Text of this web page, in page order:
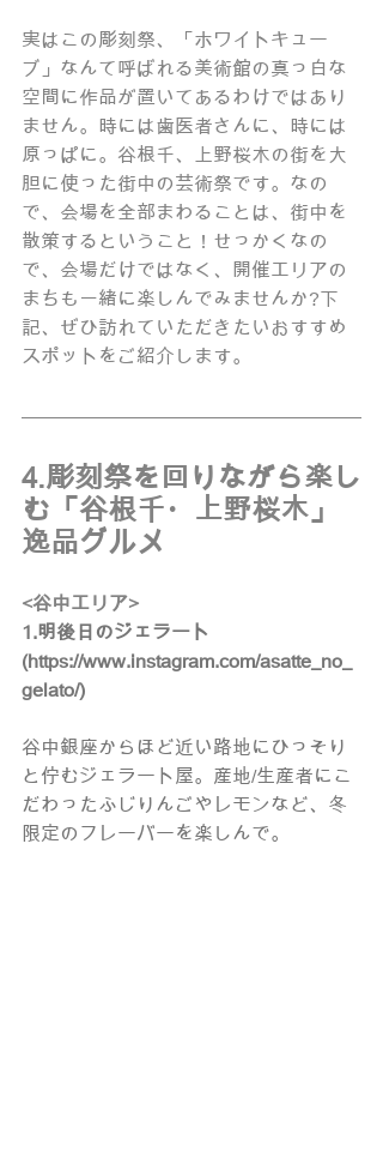
実はこの彫刻祭、「ホワイトキュー
ブ」なんて呼ばれる美術館の真っ白な
空間に作品が置いてあるわけではあり
ません。時には歯医者さんに、時には
原っぱに。谷根千、上野桜木の街を大
胆に使った街中の芸術祭です。なの
で、会場を全部まわることは、街中を
散策するということ！せっかくなの
で、会場だけではなく、開催エリアの
まちも一緒に楽しんでみませんか?下
記、ぜひ訪れていただきたいおすすめ
スポットをご紹介します。
4.彫刻祭を回りながら楽し
む「谷根千・上野桜木」
逸品グルメ
<谷中エリア>
1.明後日のジェラート
(https://www.instagram.com/asatte_no_
gelato/)
谷中銀座からほど近い路地にひっそり
と佇むジェラート屋。産地/生産者にこ
だわったふじりんごやレモンなど、冬
限定のフレーバーを楽しんで。